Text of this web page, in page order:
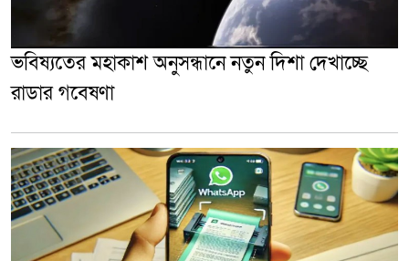
ভবিষ্যতের মহাকাশ অনুসন্ধানে নতুন দিশা দেখাচ্ছে
রাডার গবেষণা